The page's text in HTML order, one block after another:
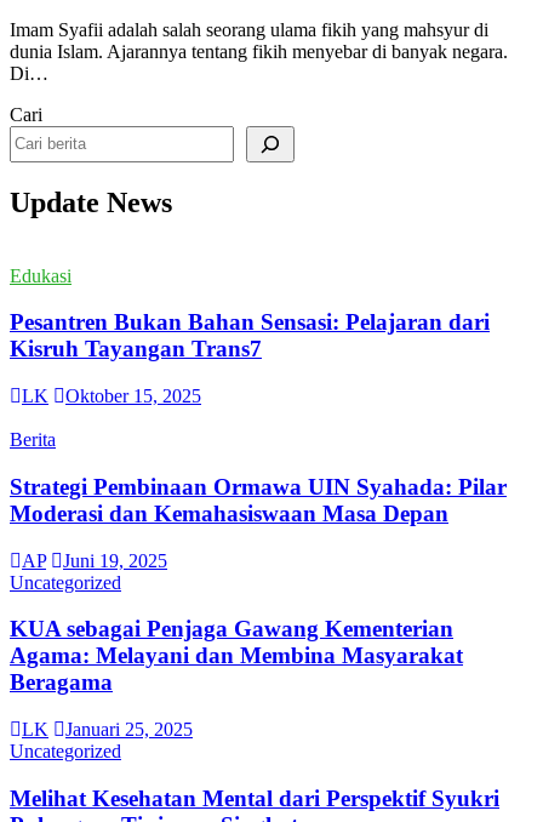
Imam Syafii adalah salah seorang ulama fikih yang mahsyur di
dunia Islam. Ajarannya tentang fikih menyebar di banyak negara.
Di…
Cari
Update News
Edukasi
Pesantren Bukan Bahan Sensasi: Pelajaran dari
Kisruh Tayangan Trans7
LK Oktober 15, 2025
Berita
Strategi Pembinaan Ormawa UIN Syahada: Pilar
Moderasi dan Kemahasiswaan Masa Depan
AP
Juni 19, 2025
Uncategorized
KUA sebagai Penjaga Gawang Kementerian
Agama: Melayani dan Membina Masyarakat
Beragama
LK
Januari 25, 2025
Uncategorized
Melihat Kesehatan Mental dari Perspektif Syukri